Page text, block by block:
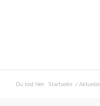
Du bist hier: Startseite /